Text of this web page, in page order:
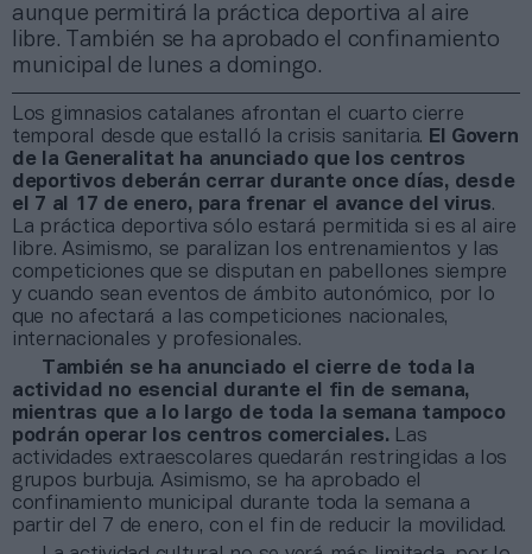
aunque permitirá la práctica deportiva al aire
libre. También se ha aprobado el confinamiento
municipal de lunes a domingo.
Los gimnasios catalanes afrontan el cuarto cierre
temporal desde que estalló la crisis sanitaria. El Govern
de la Generalitat ha anunciado que los centros
deportivos deberán cerrar durante once días, desde
el 7 al 17 de enero, para frenar el avance del virus.
La práctica deportiva sólo estará permitida si es al aire
libre. Asimismo, se paralizan los entrenamientos y las
competiciones que se disputan en pabellones siempre
y cuando sean eventos de ámbito autonómico, por lo
que no afectará a las competiciones nacionales,
internacionales y profesionales.
También se ha anunciado el cierre de toda la
actividad no esencial durante el fin de semana,
mientras que a lo largo de toda la semana tampoco
podrán operar los centros comerciales. Las
actividades extraescolares quedarán restringidas a los
grupos burbuja. Asimismo, se ha aprobado el
confinamiento municipal durante toda la semana a
partir del 7 de enero, con el fin de reducir la movilidad.